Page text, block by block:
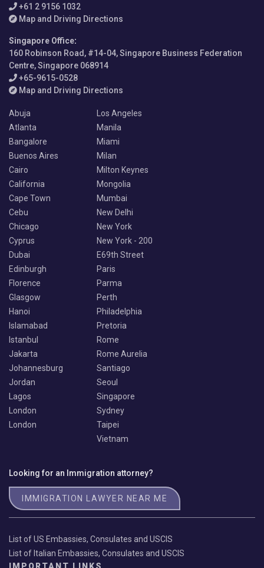
+61 2 9156 1032
Map and Driving Directions
Singapore Office:
160 Robinson Road, #14-04, Singapore Business Federation
Centre, Singapore 068914
+65-9615-0528
Map and Driving Directions
Abuja
Atlanta
Bangalore
Buenos Aires
Cairo
California
Cape Town
Cebu
Chicago
Cyprus
Dubai
Edinburgh
Florence
Glasgow
Hanoi
Islamabad
Istanbul
Jakarta
Johannesburg
Jordan
Lagos
London
London
Los Angeles
Manila
Miami
Milan
Milton Keynes
Mongolia
Mumbai
New Delhi
New York
New York - 200
E69th Street
Paris
Parma
Perth
Philadelphia
Pretoria
Rome
Rome Aurelia
Santiago
Seoul
Singapore
Sydney
Taipei
Vietnam
Looking for an Immigration attorney?
IMMIGRATION LAWYER NEAR ME
List of US Embassies, Consulates and USCIS
List of Italian Embassies, Consulates and USCIS